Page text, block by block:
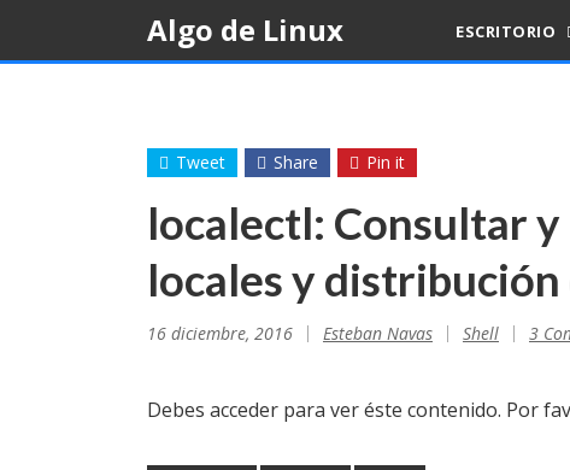
content
Algo de Linux ESCRITORIO
Tweet Share Pin it
localectl: Consultar
locales y
16 diciembre, 2016 Esteban Navas Shell 3
Debes acceder para ver éste contenido. Por